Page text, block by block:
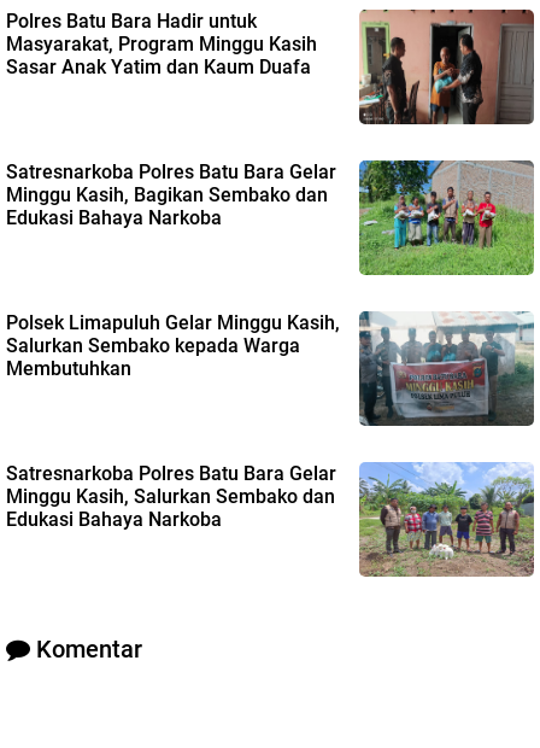
Polres Batu Bara Hadir untuk
Masyarakat, Program Minggu Kasih
Sasar Anak Yatim dan Kaum Duafa
Satresnarkoba Polres Batu Bara Gelar
Minggu Kasih, Bagikan Sembako dan
Edukasi Bahaya Narkoba
Polsek Limapuluh Gelar Minggu Kasih,
Salurkan Sembako kepada Warga
Membutuhkan
Satresnarkoba Polres Batu Bara Gelar
Minggu Kasih, Salurkan Sembako dan
Edukasi Bahaya Narkoba
Komentar